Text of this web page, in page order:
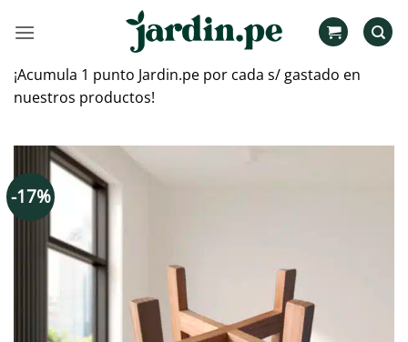
¡Acumula 1 punto Jardin.pe por cada s/ gastado en
nuestros productos!
-17%